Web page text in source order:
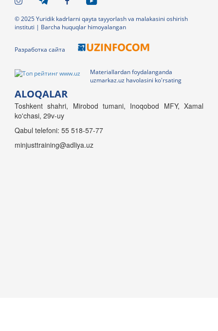
© 2025 Yuridik kadrlarni qayta tayyorlash va malakasini oshirish
instituti | Barcha huquqlar himoyalangan
Разработка сайта
Materiallardan foydalanganda
uzmarkaz.uz havolasini ko'rsating
ALOQALAR
Toshkent shahri, Mirobod tumani, Inoqobod MFY, Xamal
ko'chasi, 29v-uy
Qabul telefoni: 55 518-57-77
minjusttraining@adliya.uz